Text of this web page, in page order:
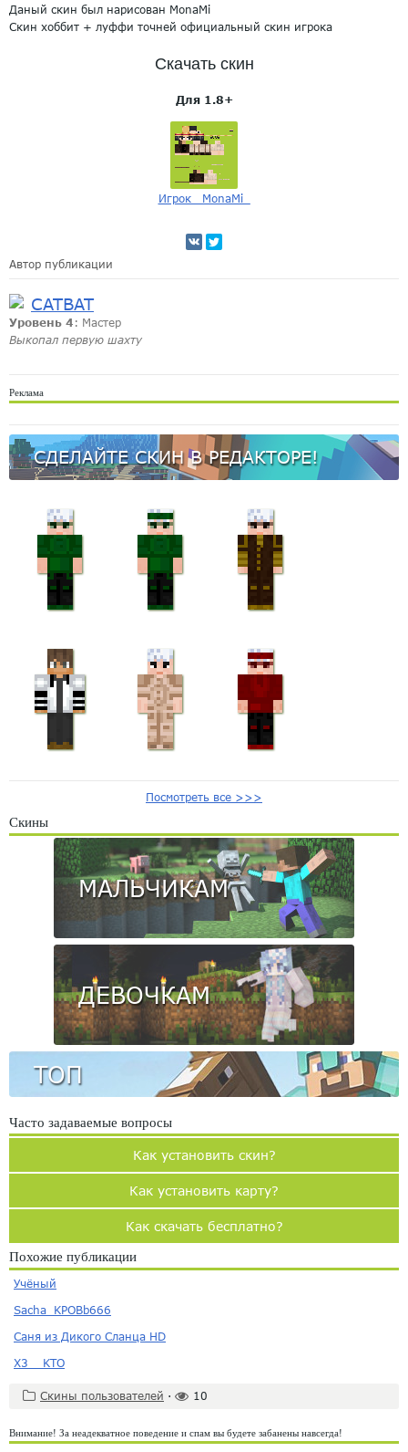
Даный скин был нарисован MonaMi
Скин хоббит + луффи точней официальный скин игрока
Скачать скин
Для 1.8+
Игрок _MonaMi_
Автор публикации
CATBAT
Уровень 4 : Мастер
Выкопал первую шахту
Реклама
СДЕЛАЙТЕ СКИН В РЕДАКТОРЕ!
Посмотреть все >>>
Скины
МАЛЬЧИКАМ
ДЕВОЧКАМ
ТОП
Часто задаваемые вопросы
Как установить скин?
Как установить карту?
Как скачать бесплатно?
Похожие публикации
Учёный
Sacha_KPOBb666
Саня из Дикого Сланца HD
X3__KTO
Скины пользователей · 10
Внимание! За неадекватное поведение и спам вы будете забанены навсегда!